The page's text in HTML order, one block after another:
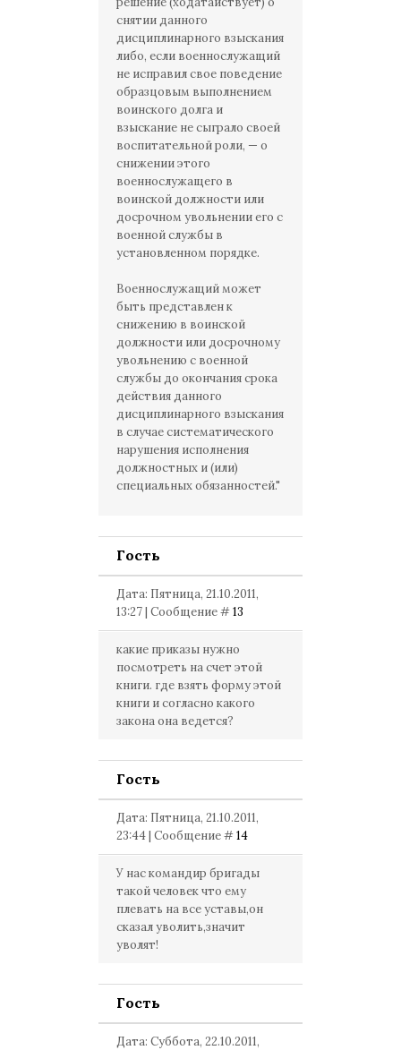
снятии данного
дисциплинарного взыскания
либо, если военнослужащий
не исправил свое поведение
образцовым выполнением
воинского долга и
взыскание не сыграло своей
воспитательной роли, — о
снижении этого
военнослужащего в
воинской должности или
досрочном увольнении его с
военной службы в
установленном порядке.
Военнослужащий может
быть представлен к
снижению в воинской
должности или досрочному
увольнению с военной
службы до окончания срока
действия данного
дисциплинарного взыскания
в случае систематического
нарушения исполнения
должностных и (или)
специальных обязанностей."
Гость
Дата: Пятница, 21.10.2011,
13:27 | Сообщение #13
какие приказы нужно
посмотреть на счет этой
книги. где взять форму этой
книги и согласно какого
закона она ведется?
Гость
Дата: Пятница, 21.10.2011,
23:44 | Сообщение #14
У нас командир бригады
такой человек что ему
плевать на все уставы,он
сказал уволить,значит
уволят!
Гость
Дата: Суббота, 22.10.2011,